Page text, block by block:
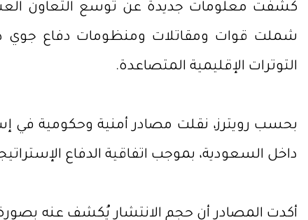
كشفت معلومات جديدة عن توسع التعاون
شملت قوات ومقاتلات ومنظومات دفاع جوي
التوترات الإقليمية المتصاعدة.
داخل السعودية، بموجب اتفاقية الدفاع
أكدت المصادر أن حجم الانتشار يُكشف عنه